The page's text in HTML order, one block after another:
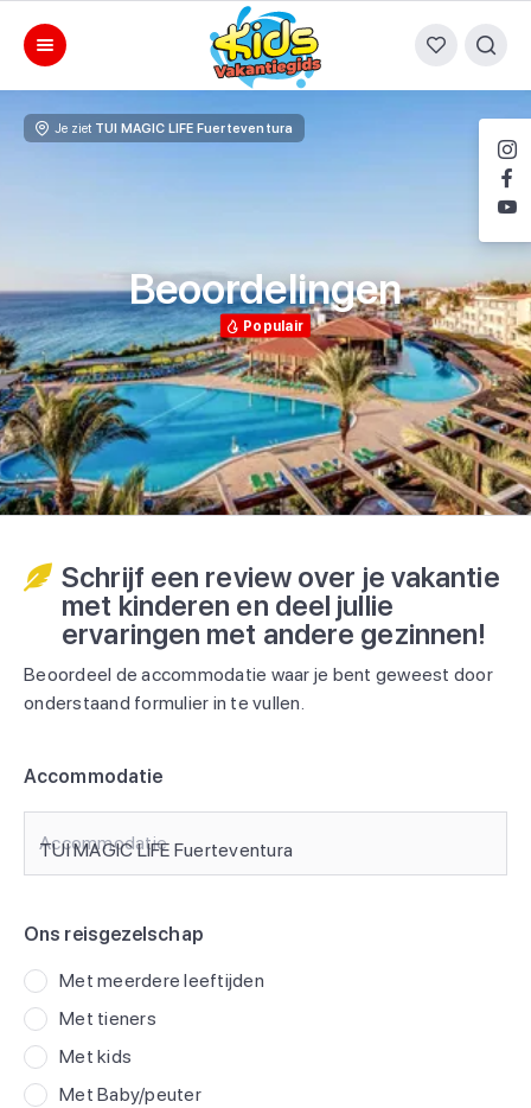
Beoordelingen
Populair
Je ziet TUI MAGIC LIFE Fuerteventura
Schrijf een review over je vakantie
met kinderen en deel jullie
ervaringen met andere gezinnen!
Beoordeel de accommodatie waar je bent geweest door
onderstaand formulier in te vullen.
Accommodatie
Accommodatie
Ons reisgezelschap
Met meerdere leeftijden
Met tieners
Met kids
Met Baby/peuter